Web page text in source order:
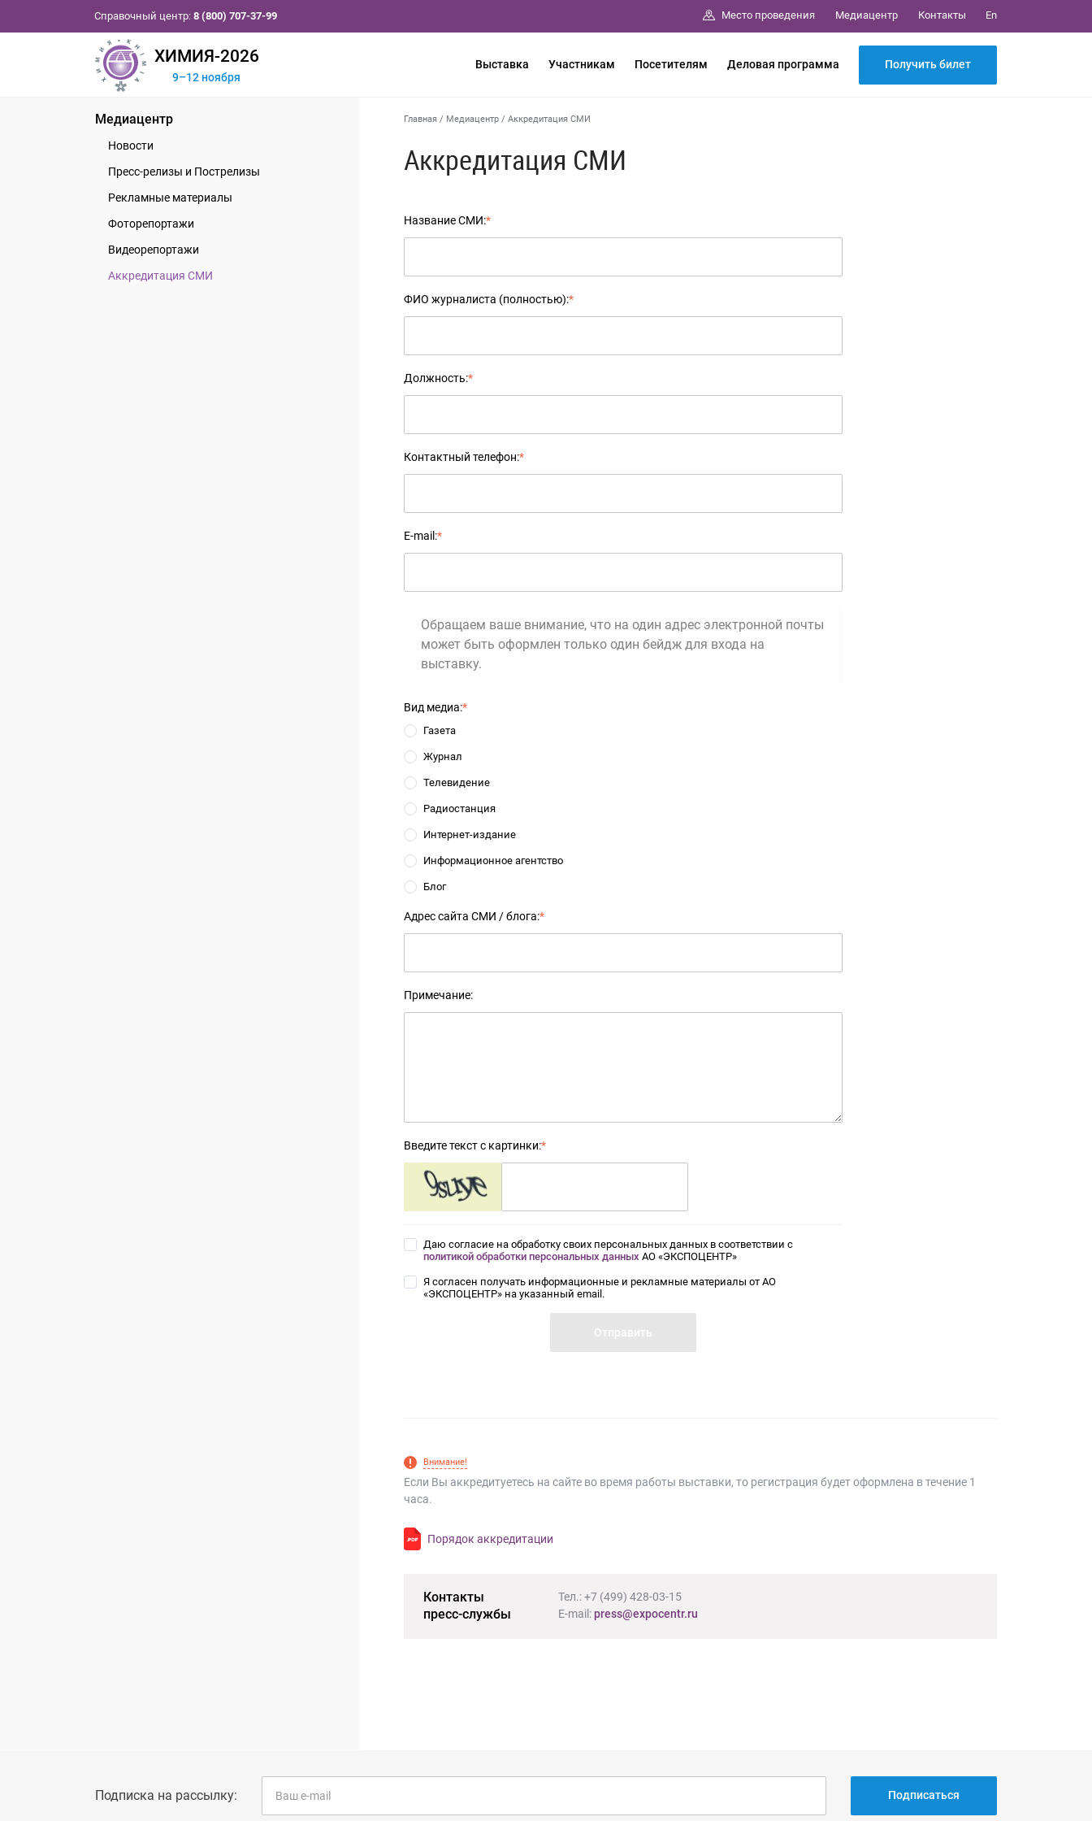
Справочный центр: 8 (800) 707-37-99 Место проведения Медиацентр Контакты En
ХИМИЯ-2026
9–12 ноября
Выставка Участникам Посетителям Деловая программа Получить билет
Медиацентр
Новости
Пресс-релизы и Пострелизы
Рекламные материалы
Фоторепортажи
Видеорепортажи
Аккредитация СМИ
Главная / Медиацентр / Аккредитация СМИ
Аккредитация СМИ
Название СМИ:*
ФИО журналиста (полностью):*
Должность:*
Контактный телефон:*
E-mail:*
Обращаем ваше внимание, что на один адрес электронной почты
может быть оформлен только один бейдж для входа на
выставку.
Вид медиа:*
Газета
Журнал
Телевидение
Радиостанция
Интернет-издание
Информационное агентство
Блог
Адрес сайта СМИ / блога:*
Примечание:
Введите текст с картинки:*
Даю согласие на обработку своих персональных данных в соответствии с
политикой обработки персональных данных АО «ЭКСПОЦЕНТР»
Я согласен получать информационные и рекламные материалы от АО
«ЭКСПОЦЕНТР» на указанный email.
Внимание!
Если Вы аккредитуетесь на сайте во время работы выставки, то регистрация будет оформлена в течение 1
часа.
Порядок аккредитации
Контакты
пресс-службы
Тел.:+7 (499) 428-03-15
E-mail :press@expocentr.ru
Подписка на рассылку: Подписаться